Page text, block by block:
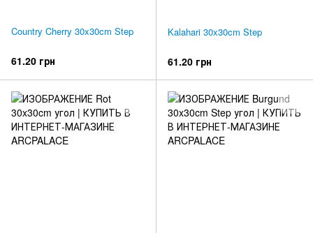
Country Cherry 30x30cm Step
61.20 грн
Kalahari 30x30cm Step
61.20 грн